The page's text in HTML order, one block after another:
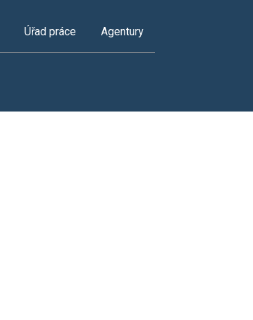
Úřad práce Agentury